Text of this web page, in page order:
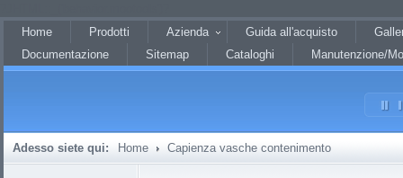
Home
Prodotti Azienda Guida all'acquisto
Documentazione
Sitemap Cataloghi Manutenzione/
Adesso siete qui: Home Capienza vasche contenimento